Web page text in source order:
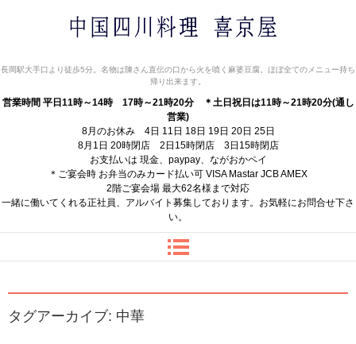
長岡駅大手口より徒歩5分。名物は陳さん直伝の口から火を噴く麻婆豆腐。ほぼ全てのメニュー持ち
帰り出来ます。
営業時間 平日11時～14時 17時～21時20分
＊土日祝日は11時～21時20分(通し
営業)
8月のお休み 4日 11日 18日 19日 20日 25日
8月1日 20時閉店 2日15時閉店 3日15時閉店
お支払いは 現金、paypay、ながおかペイ
＊ご宴会時 お弁当のみカード払い可 VISA Mastar JCB AMEX
2階ご宴会場 最大62名様まで対応
一緒に働いてくれる正社員、アルバイト募集しております。お気軽にお問合せ下さ
い。
タグアーカイブ: 中華